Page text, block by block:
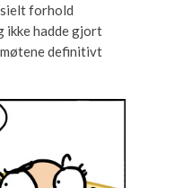
forhold
ikke hadde gjort
møtene definitivt